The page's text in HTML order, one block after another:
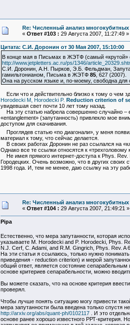
Re: Численный анализ многокубитных
« Ответ #103 : 29 Августа 2007, 11:27:49 »
Цитата: С.И. Доронин от 30 Мая 2007, 15:10:00
В конце мая в Письмах в ЖЭТФ (самый «крутой»
http://www.jetpletters.ac.ru/ps/1346/
С.И. Доронин, А.Н. Пырков, Э.Б. Фельдман,
гамильтонианом, Письма в ЖЭТФ 85, 627 (2007).
Она на русском языке и, по-моему, свободна для
Если что и действительно близко к тому о чем
Horodecki M, Horodecki P. Reduction criterion of
увидевшая свет почти 10 лет тому назад.
На эту статью набрела совершенно случайно –
«entanglement» (запутанность) привлекло мое
доступом для скачивания.
Проглядев статью «по диагонали», у меня
материал к тому, что сейчас делается.
В своих работах Доронин не раз ссылался на
Однако все те ссылки относятся к «трехголовому
Не имея прямого интернет-доступа к Phys. Rev.
Городецких. Очень возможно, что в других своих
1998 года. И, тем не менее, даю ссылку на эту
Re: Численный анализ многокубитных
« Ответ #104 : 29 Августа 2007, 21:49:21 »
Pipa
Естественно, что мера запутанности, которая
указываете M. Horodecki and P. Horodecki, Phys.
N.J. Cerf, C. Adami, and R.M. Gingrich, Phys. Rev.
На эти статьи я ссылаюсь, только нужно
приведения - reduction criterion) и мерой
общий ответ, является состояние
основе критериев сепарабельности, можно
Вы можете сказать, что на основе критерия
проверял.
Чтобы лучше понять ситуацию могу привести
мера запутанности была введена только спустя
http://arxiv.org/abs/quant-ph/0102117. И это
основе ранее хорошо известного РРТ-критерия.